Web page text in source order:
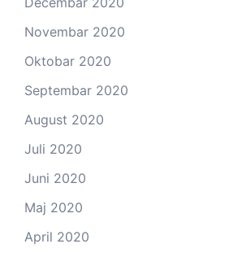
Novembar 2020
Oktobar 2020
Septembar 2020
August 2020
Juli 2020
Juni 2020
Maj 2020
April 2020